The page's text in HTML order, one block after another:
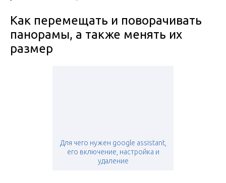
Как перемещать и поворачивать
панорамы, а также менять их
размер
Для чего нужен google assistant,
его включение, настройка и
удаление